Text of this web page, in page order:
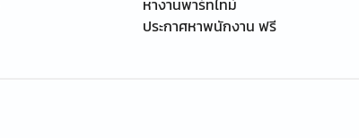
หางานพาร์ทไทม์
ประกาศหาพนักงาน ฟรี